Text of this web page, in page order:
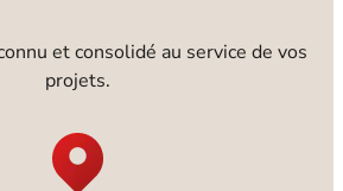
et consolidé au service de vos
projets.